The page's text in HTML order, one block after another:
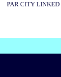
PARCITY LINKED